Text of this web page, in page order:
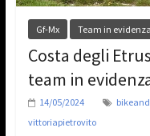
Gf-Mx Team in evidenza
Costa degli
team in
14/05/2024
vittoriapietrovito